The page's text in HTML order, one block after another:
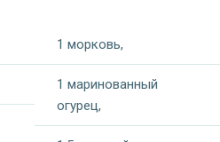
1 морковь,
1 маринованный
огурец,